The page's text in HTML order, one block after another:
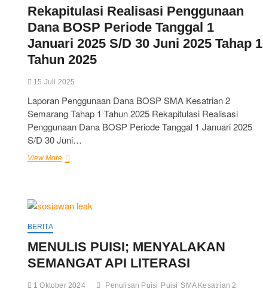
Competition
Rekapitulasi Realisasi Penggunaan
Dana BOSP Periode Tanggal 1
Januari 2025 S/D 30 Juni 2025 Tahap 1
Tahun 2025
15 Juli 2025
Laporan Penggunaan Dana BOSP SMA Kesatrian 2
Semarang Tahap 1 Tahun 2025 Rekapitulasi Realisasi
Penggunaan Dana BOSP Periode Tanggal 1 Januari 2025
S/D 30 Juni…
View MoreRekapitulasi
Periode
Januari
S/D
Juni
BERITA
MENULIS PUISI; MENYALAKAN
SEMANGAT API LITERASI
1 Oktober 2024 Penulisan Puisi Puisi SMA Kesatrian 2